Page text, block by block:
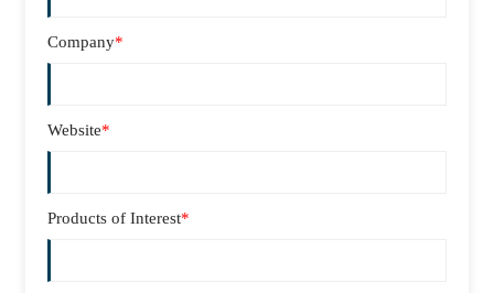
Company*
Website*
Products of Interest*